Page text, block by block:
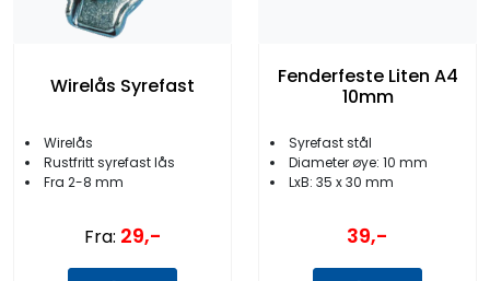
Wirelås Syrefast
Wirelås
Rustfritt syrefast lås
Fra 2-8 mm
Fra: 29,-
Fenderfeste Liten A4
10mm
Syrefast stål
Diameter øye: 10 mm
LxB: 35 x 30 mm
39,-